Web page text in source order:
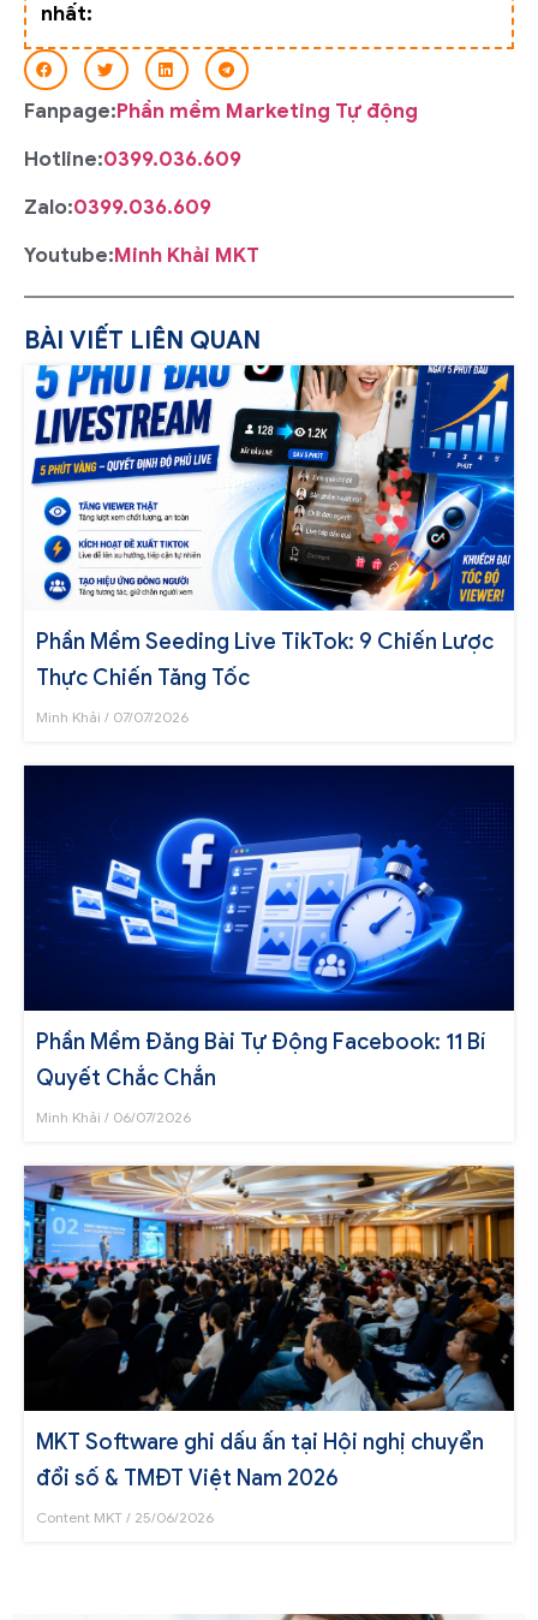
nhất:
Fanpage:Phần mềm Marketing Tự động
Hotline:0399.036.609
Zalo:0399.036.609
Youtube:Minh Khải MKT
BÀI VIẾT LIÊN QUAN
Phần Mềm Seeding Live TikTok: 9 Chiến Lược
Thực Chiến Tăng Tốc
Minh Khải 07/07/2026
Phần Mềm Đăng Bài Tự Động Facebook: 11 Bí
Quyết Chắc Chắn
Minh Khải 06/07/2026
MKT Software ghi dấu ấn tại Hội nghị chuyển
đổi số & TMĐT Việt Nam 2026
Content MKT 25/06/2026